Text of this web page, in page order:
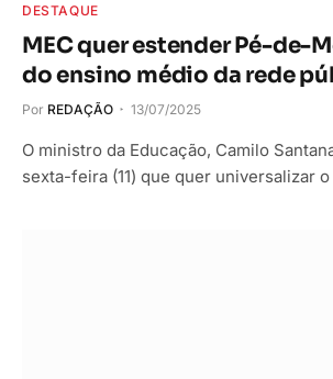
DESTAQUE
MEC quer estender Pé-de-
do ensino médio da rede
Por REDAÇÃO 13/07/2025
O ministro da Educação, Camilo
sexta-feira (11) que quer universalizar